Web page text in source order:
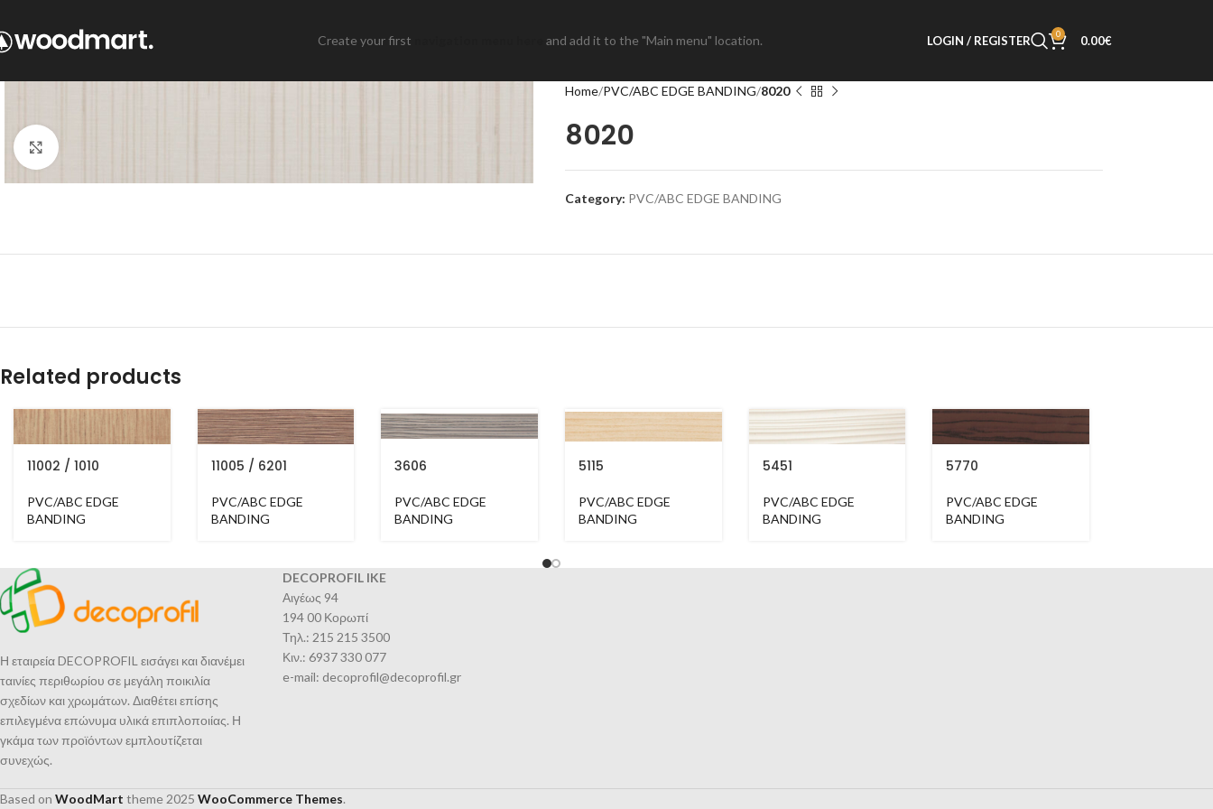
Create your first and add it to the "Main menu" location. LOGIN / REGISTER 0 0.00€
Home PVC/ABC EDGE BANDING 8020
8020
Category: PVC/ABC EDGE BANDING
Related products
11002 / 1010
PVC/ABC EDGE
BANDING
11005 / 6201
PVC/ABC EDGE
BANDING
3606
PVC/ABC EDGE
BANDING
5115
PVC/ABC EDGE
BANDING
5451
PVC/ABC EDGE
BANDING
5770
PVC/ABC EDGE
BANDING
Η εταιρεία DECOPROFIL εισάγει και διανέμει
ταινίες περιθωρίου σε μεγάλη ποικιλία
σχεδίων και χρωμάτων. Διαθέτει επίσης
επιλεγμένα επώνυμα υλικά επιπλοποιίας. Η
γκάμα των προϊόντων εμπλουτίζεται
συνεχώς.
DECOPROFIL IKE
Αιγέως 94
194 00 Κορωπί
Τηλ.: 215 215 3500
Κιν.: 6937 330 077
e-mail: decoprofil@decoprofil.gr
Based on WoodMart theme 2025 WooCommerce Themes.